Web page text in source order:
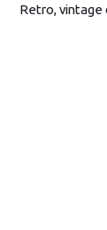
Retro, vintage